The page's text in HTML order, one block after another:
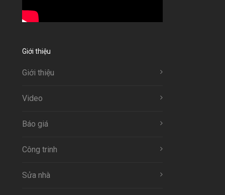
Giới thiệu
Giới thiệu
Video
Báo giá
Công trinh
Sửa nhà